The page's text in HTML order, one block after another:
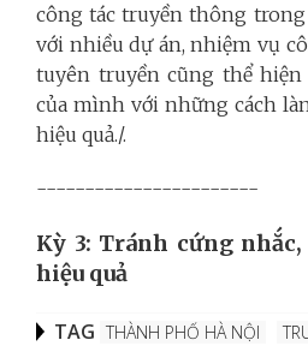
công tác truyền thông
với nhiều dự án, nhiệm vụ
tuyên truyền cũng thể
của mình với những cách
hiệu quả./.
-----------------------
Kỳ 3: Tránh cứng
hiệu quả
TAG THÀNH PHỐ HÀ NỘI